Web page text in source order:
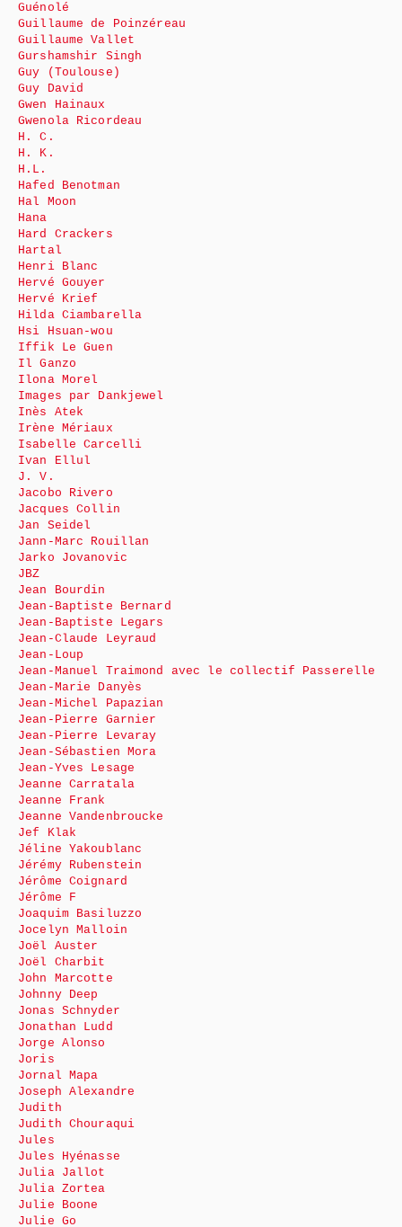
Guénolé
Guillaume de Poinzéreau
Guillaume Vallet
Gurshamshir Singh
Guy (Toulouse)
Guy David
Gwen Hainaux
Gwenola Ricordeau
H. C.
H. K.
H.L.
Hafed Benotman
Hal Moon
Hana
Hard Crackers
Hartal
Henri Blanc
Hervé Gouyer
Hervé Krief
Hilda Ciambarella
Hsi Hsuan-wou
Iffik Le Guen
Il Ganzo
Ilona Morel
Images par Dankjewel
Inès Atek
Irène Mériaux
Isabelle Carcelli
Ivan Ellul
J. V.
Jacobo Rivero
Jacques Collin
Jan Seidel
Jann-Marc Rouillan
Jarko Jovanovic
JBZ
Jean Bourdin
Jean-Baptiste Bernard
Jean-Baptiste Legars
Jean-Claude Leyraud
Jean-Loup
Jean-Manuel Traimond avec le collectif Passerelle
Jean-Marie Danyès
Jean-Michel Papazian
Jean-Pierre Garnier
Jean-Pierre Levaray
Jean-Sébastien Mora
Jean-Yves Lesage
Jeanne Carratala
Jeanne Frank
Jeanne Vandenbroucke
Jef Klak
Jéline Yakoublanc
Jérémy Rubenstein
Jérôme Coignard
Jérôme F
Joaquim Basiluzzo
Jocelyn Malloin
Joël Auster
Joël Charbit
John Marcotte
Johnny Deep
Jonas Schnyder
Jonathan Ludd
Jorge Alonso
Joris
Jornal Mapa
Joseph Alexandre
Judith
Judith Chouraqui
Jules
Jules Hyénasse
Julia Jallot
Julia Zortea
Julie Boone
Julie Go